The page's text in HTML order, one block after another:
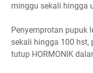
minggu sekali hingga
Penyemprotan pupuk
sekali hingga 100 hst,
tutup HORMONIK